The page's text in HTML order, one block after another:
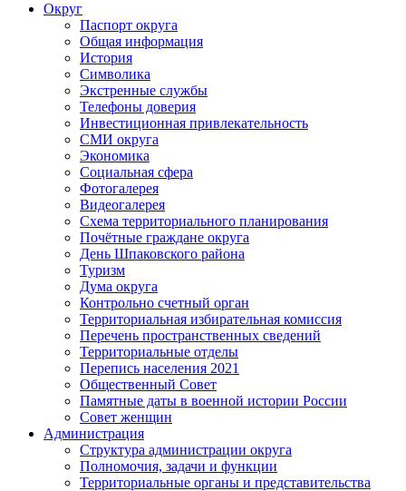
Округ
Паспорт округа
Общая информация
История
Символика
Экстренные службы
Телефоны доверия
Инвестиционная привлекательность
СМИ округа
Экономика
Социальная сфера
Фотогалерея
Видеогалерея
Схема территориального планирования
Почётные граждане округа
День Шпаковского района
Туризм
Дума округа
Контрольно счетный орган
Территориальная избирательная комиссия
Перечень пространственных сведений
Территориальные отделы
Перепись населения 2021
Общественный Совет
Памятные даты в военной истории России
Совет женщин
Администрация
Структура администрации округа
Полномочия, задачи и функции
Территориальные органы и представительства